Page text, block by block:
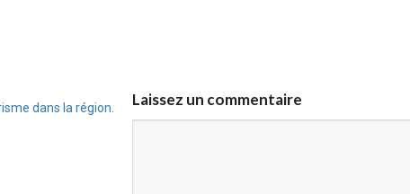
dans la région. Laissez un commentaire